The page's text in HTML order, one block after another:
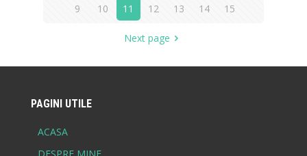
9
10 11 12 13 14 15
Next page
PAGINI UTILE
ACASA